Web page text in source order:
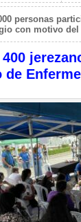
personas
con motivo
400
de